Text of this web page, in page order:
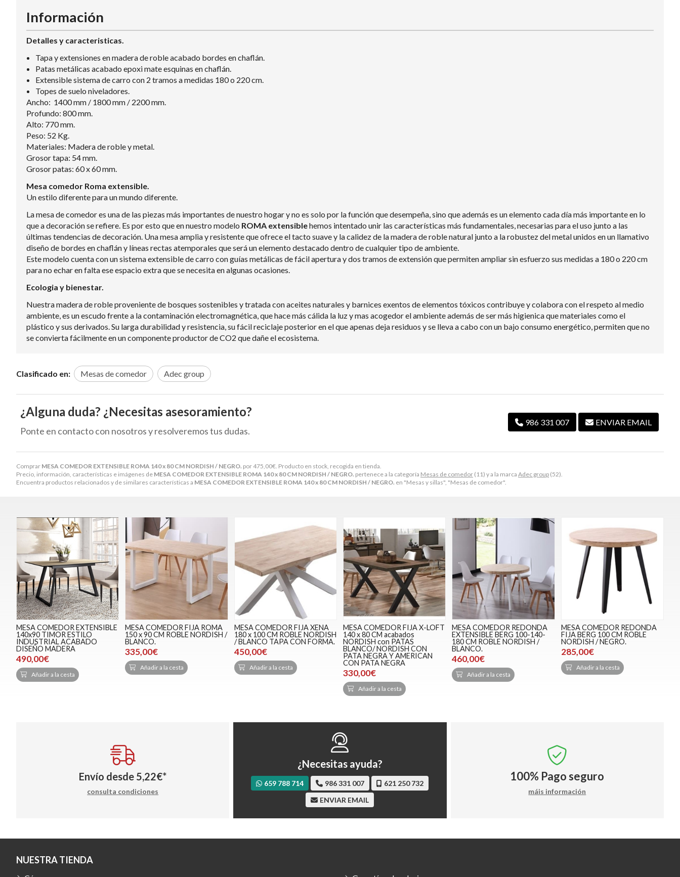
Comprar MESA COMEDOR EXTENSIBLE ROMA 140 x 80 CM NORDISH / NEGRO. por475,00€. Producto en stock, recogida en tienda.
Precio, información, características e imágenes de MESA COMEDOR EXTENSIBLE ROMA 140 x 80 CM NORDISH / NEGRO. pertenece a la categoría Mesas de comedor (11) y a la marca Adec group (52).
Encuentra productos relacionados y de similares características a MESA COMEDOR EXTENSIBLE ROMA 140 x 80 CM NORDISH / NEGRO. en "Mesas y sillas", "Mesas de comedor".
Información
Detalles y caracteristicas.
Tapa y extensiones en madera de roble acabado bordes en chaflán.
Patas metálicas acabado epoxi mate esquinas en chaflán.
Extensible sistema de carro con 2 tramos a medidas 180 o 220 cm.
Topes de suelo niveladores.
Ancho: 1400 mm / 1800 mm / 2200 mm.
Profundo: 800 mm.
Alto: 770 mm.
Peso: 52 Kg.
Materiales: Madera de roble y metal.
Grosor tapa: 54 mm.
Grosor patas: 60 x 60 mm.
Mesa comedor Roma extensible.
Un estilo diferente para un mundo diferente.
La mesa de comedor es una de las piezas más importantes de nuestro hogar y no es solo por la función que desempeña, sino que además es un elemento cada día más importante en lo
que a decoración se refiere. Es por esto que en nuestro modelo ROMA extensiblehemos intentado unir las características más fundamentales, necesarias para el uso junto a las
últimas tendencias de decoración. Una mesa amplia y resistente que ofrece el tacto suave y la calidez de la madera de roble natural junto a la robustez del metal unidos en un llamativo
diseño de bordes en chaflán y líneas rectas atemporales que será un elemento destacado dentro de cualquier tipo de ambiente.
Este modelo cuenta con un sistema extensible de carro con guías metálicas de fácil apertura y dos tramos de extensión que permiten ampliar sin esfuerzo sus medidas a 180 o 220 cm
para no echar en falta ese espacio extra que se necesita en algunas ocasiones.
Ecologia y bienestar.
Nuestra madera de roble proveniente de bosques sostenibles y tratada con aceites naturales y barnices exentos de elementos tóxicos contribuye y colabora con el respeto al medio
ambiente, es un escudo frente a la contaminación electromagnética, que hace más cálida la luz y mas acogedor el ambiente además de ser más higienica que materiales como el
plástico y sus derivados. Su larga durabilidad y resistencia, su fácil reciclaje posterior en el que apenas deja residuos y se lleva a cabo con un bajo consumo energético, permiten que no
se convierta fácilmente en un componente productor de CO2 que dañe el ecosistema.
Clasificado en: Mesas de comedor Adec group
¿Alguna duda? ¿Necesitas asesoramiento?
Ponte en contacto con nosotros y resolveremos tus dudas.
986 331 007 ENVIAR EMAIL
MESA COMEDOR EXTENSIBLE
140x90 TIMOR ESTILO
INDUSTRIAL ACABADO
DISEÑO MADERA
490,00€
Añadir a la cesta
MESA COMEDOR FIJA ROMA
150 x 90 CM ROBLE NORDISH /
BLANCO.
335,00€
Añadir a la cesta
MESA COMEDOR FIJA XENA
180 x 100 CM ROBLE NORDISH
/ BLANCO TAPA CON FORMA.
450,00€
Añadir a la cesta
MESA COMEDOR FIJA X-LOFT
140 x 80 CM acabados
NORDISH con PATAS
BLANCO/ NORDISH CON
PATA NEGRA Y AMERICAN
CON PATA NEGRA
330,00€
Añadir a la cesta
MESA COMEDOR REDONDA
EXTENSIBLE BERG 100-140-
180 CM ROBLE NORDISH /
BLANCO.
460,00€
Añadir a la cesta
MESA COMEDOR REDONDA
FIJA BERG 100 CM ROBLE
NORDISH / NEGRO.
285,00€
Añadir a la cesta
Envío desde 5,22€*
consulta condiciones
¿Necesitas ayuda?
659 788 714 986 331 007
621 250 732
ENVIAR EMAIL
100% Pago seguro
máis información
NUESTRA TIENDA